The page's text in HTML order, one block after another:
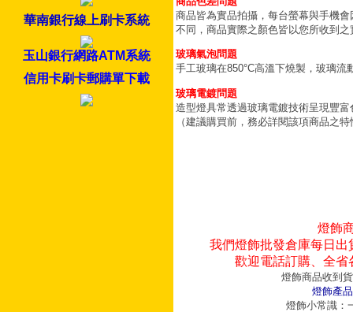
華南銀行線上刷卡系統
玉山銀行網路ATM系統
信用卡刷卡郵購單下載
商品皆為實品拍攝，每台螢幕與手機
不同，商品實際之顏色皆以您所收到之
玻璃氣泡問題
手工玻璃在850°C高溫下燒製，玻璃
玻璃電鍍問題
造型燈具常透過玻璃電鍍技術呈現豐
（建議購買前，務必詳閱該項商品之
燈飾
我們燈飾批發倉庫每日
歡迎電話訂購、全
燈飾商品收到
燈飾產
燈飾小常識：